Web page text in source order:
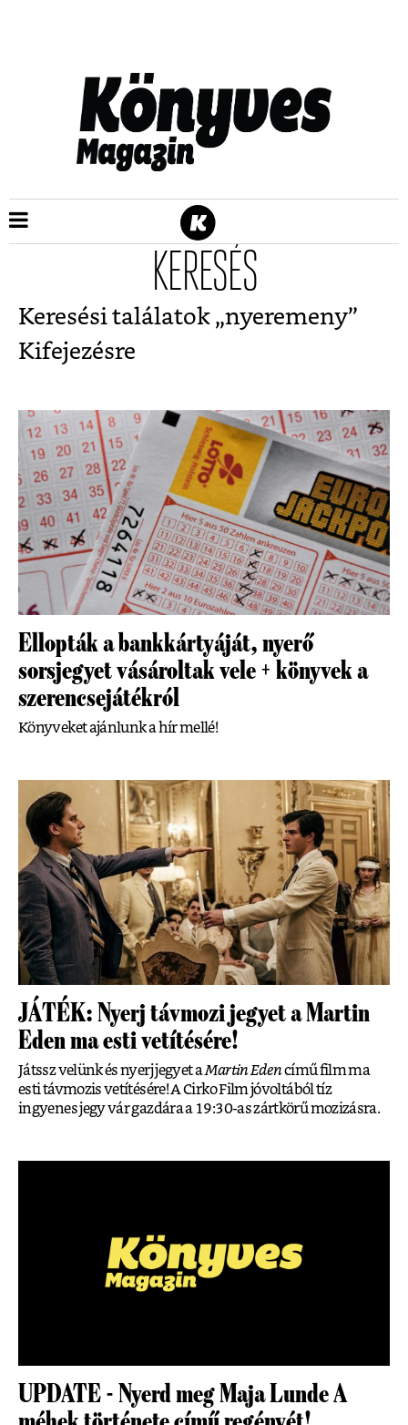
KERESÉS
Keresési találatok „nyeremeny”
Kifejezésre
Ellopták a bankkártyáját, nyerő
sorsjegyet vásároltak vele + könyvek a
szerencsejátékról
Könyveket ajánlunk a hír mellé!
JÁTÉK: Nyerj távmozi jegyet a Martin
Eden ma esti vetítésére!
Játssz velünk és nyerj jegyet aMartin Edencímű film ma
esti távmozis vetítésére! A Cirko Film jóvoltából tíz
ingyenes jegy vár gazdára a 19:30-as zártkörű mozizásra.
UPDATE - Nyerd meg Maja Lunde A